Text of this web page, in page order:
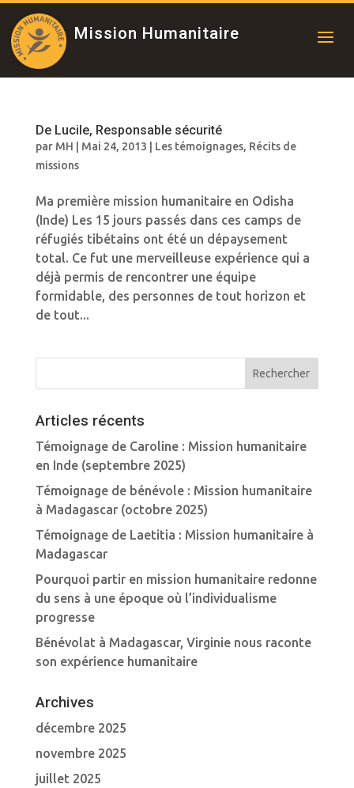
Mission Humanitaire
De Lucile, Responsable sécurité
par MH Mai 24, 2013 Les témoignages, Récits de
missions
Ma première mission humanitaire en Odisha
(Inde) Les 15 jours passés dans ces camps de
réfugiés tibétains ont été un dépaysement
total. Ce fut une merveilleuse expérience qui a
déjà permis de rencontrer une équipe
formidable, des personnes de tout horizon et
de tout...
Articles récents
Témoignage de Caroline : Mission humanitaire
en Inde (septembre 2025)
Témoignage de bénévole : Mission humanitaire
à Madagascar (octobre 2025)
Témoignage de Laetitia : Mission humanitaire à
Madagascar
Pourquoi partir en mission humanitaire redonne
du sens à une époque où l’individualisme
progresse
Bénévolat à Madagascar, Virginie nous raconte
son expérience humanitaire
Archives
décembre 2025
novembre 2025
juillet 2025